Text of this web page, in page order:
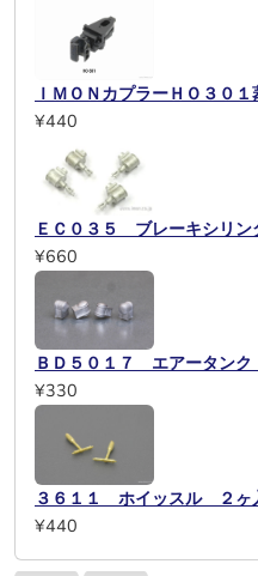
ＩＭＯＮカプラーＨＯ３０
¥440
ＥＣ０３５ ブレーキシリン
¥660
ＢＤ５０１７ エアータン
¥330
３６１１ ホイッスル ２ヶ
¥440